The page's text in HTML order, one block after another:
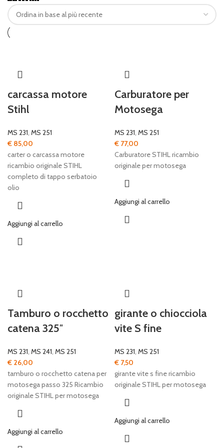
carcassa motore
Stihl
MS 231, MS 251
€ 85,00
carter o carcassa motore
ricambio originale STIHL
completo di tappo serbatoio
olio
Aggiungi al carrello
Carburatore per
Motosega
MS 231, MS 251
€ 77,00
Carburatore STIHL ricambio
originale per motosega
Aggiungi al carrello
Tamburo o rocchetto
catena 325″
MS 231, MS 241, MS 251
€ 26,00
tamburo o rocchetto catena per
motosega passo 325 Ricambio
originale STIHL per motosega
Aggiungi al carrello
girante o chiocciola
vite S fine
MS 231, MS 251
€ 7,50
girante vite s fine ricambio
originale STIHL per motosega
Aggiungi al carrello